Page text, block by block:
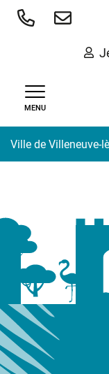
Aller
MENU
Ville de Villeneuve-